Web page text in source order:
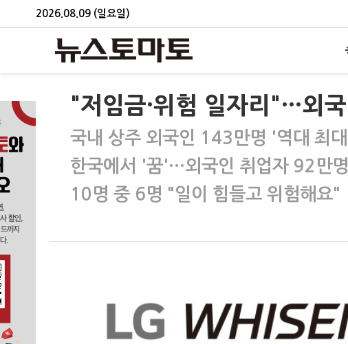
2026.08.09 (일요일)
"저임금·위험 일자리"…외
국내 상주 외국인 143만명 '역대 최
한국에서 '꿈'…외국인 취업자 92만
10명 중 6명 "일이 힘들고 위험해요"